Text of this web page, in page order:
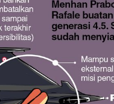
Tembaga Terbang ke